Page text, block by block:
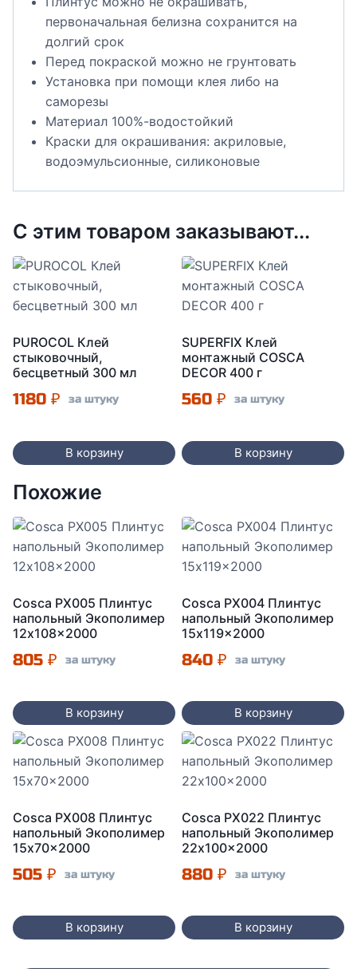
первоначальная белизна сохранится на
долгий срок
Перед покраской можно не грунтовать
Установка при помощи клея либо на
саморезы
Материал 100%-водостойкий
Краски для окрашивания: акриловые,
водоэмульсионные, силиконовые
С этим товаром заказывают...
PUROCOL Клей
стыковочный,
бесцветный 300 мл
1180 ₽ за штуку
В корзину
SUPERFIX Клей
монтажный COSCA
DECOR 400 г
560 ₽ за штуку
В корзину
Похожие
Cosca PX005 Плинтус
напольный Экополимер
12x108x2000
805 ₽ за штуку
В корзину
Cosca PX004 Плинтус
напольный Экополимер
15x119x2000
840 ₽ за штуку
В корзину
Cosca PX008 Плинтус
напольный Экополимер
15x70x2000
505 ₽ за штуку
В корзину
Cosca PX022 Плинтус
напольный Экополимер
22x100x2000
880 ₽ за штуку
В корзину